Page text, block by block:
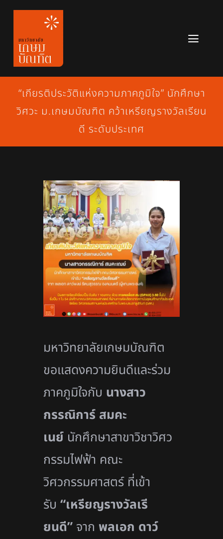
Skip
content
หลักสูตร
ข่าวสาร
เกี่ยวกับมหาวิทยาลัย
สมัครเรียน
“เกียรติประวัติแห่งความภาคภูมิใจ” นักศึกษา
วิศวะ ม.เกษมบัณฑิต คว้าเหรียญรางวัลเรียน
ดี ระดับประเทศ
มหาวิทยาลัยเกษมบัณฑิต
ขอแสดงความยินดีและร่วม
ภาคภูมิใจกับ นางสาว
กรรณิการ์ สมคะ
เนย์ นักศึกษาสาขาวิชาวิศว
กรรมไฟฟ้า คณะ
วิศวกรรมศาสตร์ ที่เข้า
รับ“เหรียญรางวัลเรี
ยนดี” จาก พลเอก ดาว์